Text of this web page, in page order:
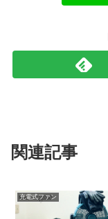
関連記事
充電式ファン